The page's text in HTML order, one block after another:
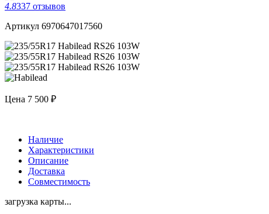
4.8337 отзывов
Артикул 6970647017560
Цена 7 500 ₽
Наличие
Характеристики
Описание
Доставка
Совместимость
загрузка карты...